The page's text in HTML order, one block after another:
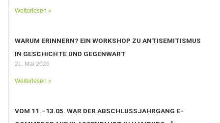
Weiterlesen »
WARUM ERINNERN? EIN WORKSHOP ZU ANTISEMITISMUS
IN GESCHICHTE UND GEGENWART
21. Mai 2026
Weiterlesen »
VOM 11.–13.05. WAR DER ABSCHLUSSJAHRGANG E-